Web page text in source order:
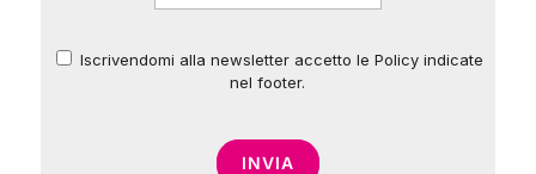
*
Iscrivendomi alla newsletter accetto le Policy indicate
nel footer.